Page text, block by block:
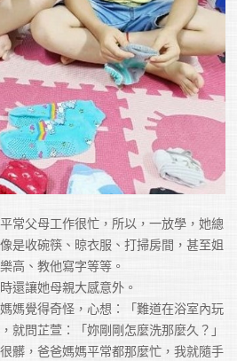
常父母工作很忙，所以，一放學，她總
是收碗筷、晾衣服、打掃房間，甚至姐
高、教他寫字等等。
還讓她母親大感意外。
媽覺得奇怪，心想：「難道在浴室內玩
就問芷萱：「妳剛剛怎麼洗那麼久？」
髒，爸爸媽媽平常都那麼忙，我就隨手